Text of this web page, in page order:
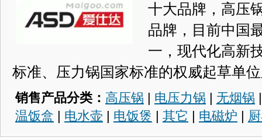
十大品牌，高压
品牌，目前中国
一，现代化高新
标准、压力锅国家标准的权威起草单
销售产品分类： 高压锅 | 电压力锅 | 无烟锅
温饭盒 | 电水壶 | 电饭煲 | 其它 | 电磁炉 |